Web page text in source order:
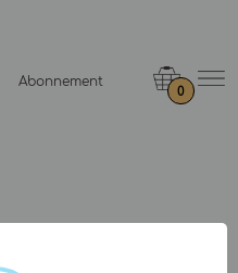
Abonnement
0